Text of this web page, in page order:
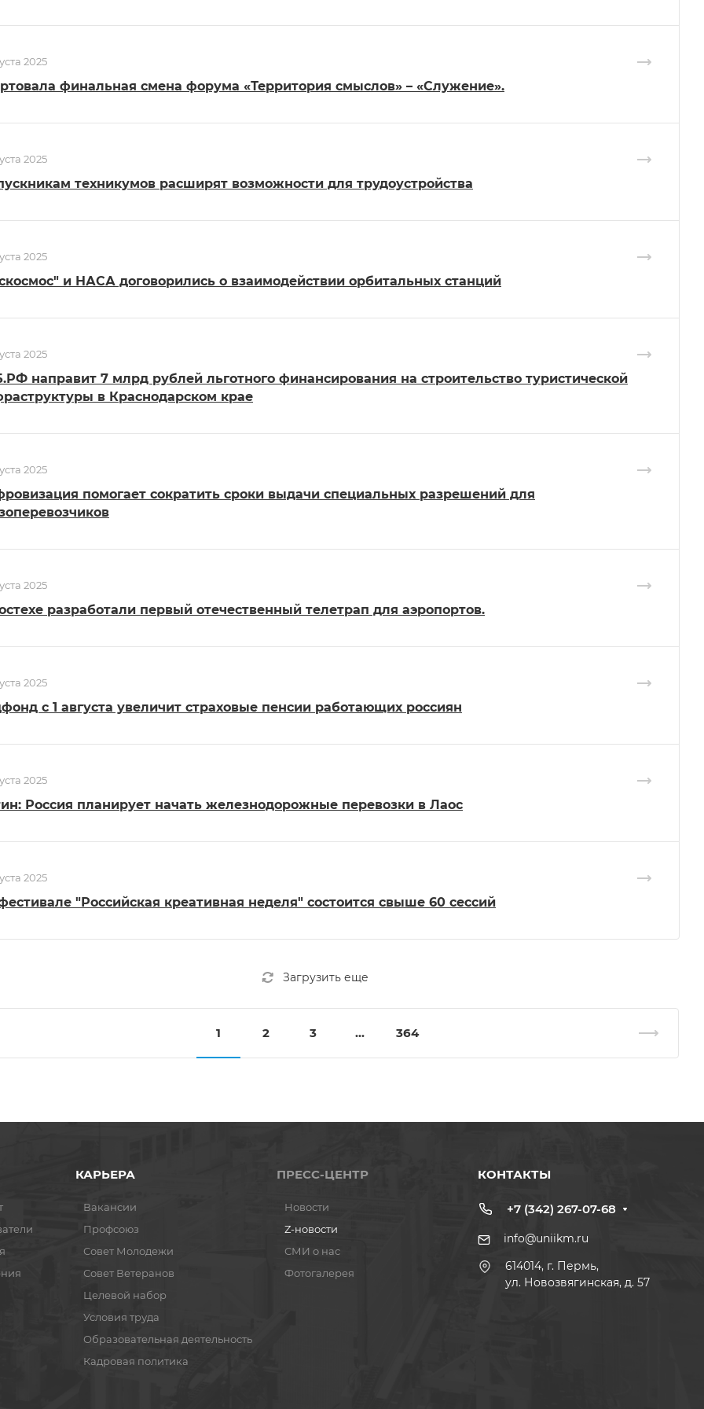
2025
финальная смена форума «Территория смыслов» – «Служение».
2025
техникумов расширят возможности для трудоустройства
2025
и НАСА договорились о взаимодействии орбитальных станций
2025
направит 7 млрд рублей льготного финансирования на строительство туристической
в Краснодарском крае
2025
помогает сократить сроки выдачи специальных разрешений для
2025
разработали первый отечественный телетрап для аэропортов.
2025
с 1 августа увеличит страховые пенсии работающих россиян
2025
Россия планирует начать железнодорожные перевозки в Лаос
2025
"Российская креативная неделя" состоится свыше 60 сессий
Загрузить еще
1 2 3 ... 364
КАРЬЕРА
Вакансии
Профсоюз
Совет Молодежи
Совет Ветеранов
Целевой набор
Условия труда
Образовательная деятельность
Кадровая политика
ПРЕСС-ЦЕНТР
Новости
Z-новости
СМИ о нас
Фотогалерея
КОНТАКТЫ
+7 (342) 267-07-68
info@uniikm.ru
614014, г. Пермь,
ул. Новозвягинская, д. 57